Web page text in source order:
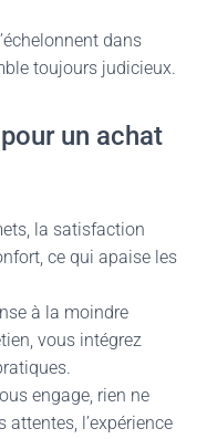
dans
toujours judicieux.
un achat
la satisfaction
ce qui apaise les
à la moindre
vous intégrez
engage, rien ne
l’expérience